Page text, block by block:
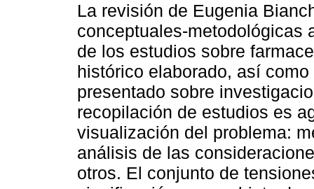
La revisión de Eugenia
conceptuales-metodológicas
de los estudios sobre
histórico elaborado, así
presentado sobre
recopilación de estudios es
visualización del problema:
análisis de las
otros. El conjunto de